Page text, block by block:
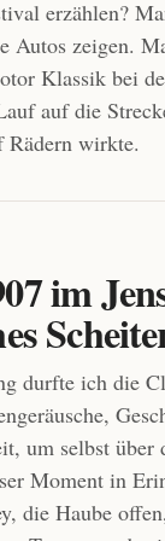
erzählen?
Autos zeigen.
Klassik bei
auf die
Rädern wirkte.
im
durfte ich die
um selbst über
Moment in
die Haube